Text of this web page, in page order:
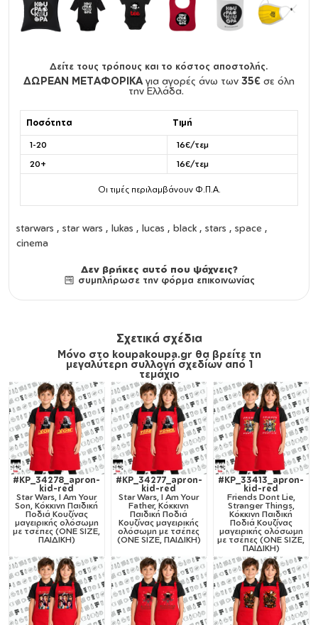
Δείτε τους τρόπους και το κόστος αποστολής.
ΔΩΡΕΑΝ ΜΕΤΑΦΟΡΙΚΑ για αγορές άνω των 35€ σε όλη
την Ελλάδα.
Ποσότητα Τιμή
1-20
16€/τεμ
20+
16€/τεμ
Οι τιμές περιλαμβάνουν Φ.Π.Α.
starwars , star wars , lukas , lucas , black , stars , space ,
cinema
Δεν βρήκες αυτό που ψάχνεις?
συμπλήρωσε την φόρμα επικοινωνίας
Σχετικά σχέδια
Μόνο στο koupakoupa.gr θα βρείτε τη
μεγαλύτερη συλλογή σχεδίων από 1
τεμάχιο
#KP_34278_apron-
kid-red
Star Wars, I Am Your
Son, Κόκκινη Παιδική
Ποδιά Κουζίνας
μαγειρικής ολόσωμη
με τσέπες (ONE SIZE,
ΠΑΙΔΙΚΗ)
#KP_34277_apron-
kid-red
Star Wars, I Am Your
Father, Κόκκινη
Παιδική Ποδιά
Κουζίνας μαγειρικής
ολόσωμη με τσέπες
(ONE SIZE, ΠΑΙΔΙΚΗ)
#KP_33413_apron-
kid-red
Friends Dont Lie,
Stranger Things,
Κόκκινη Παιδική
Ποδιά Κουζίνας
μαγειρικής ολόσωμη
με τσέπες (ONE SIZE,
ΠΑΙΔΙΚΗ)